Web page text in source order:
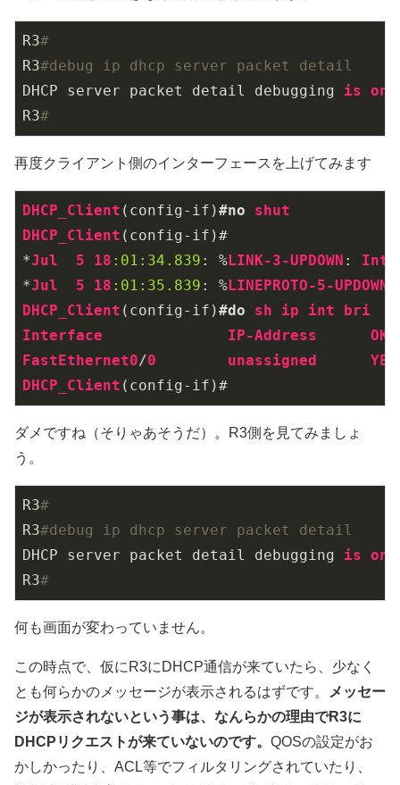
R3#
R3#debug ip dhcp server packet detail
DHCP server packet detail debugging is on
R3#
再度クライアント側のインターフェースを上げてみます
DHCP_Client (config-if)#no
shut
DHCP_Client (config-if)#
*Jul 5 18 :01 :34.839 : % LINK-3-UPDOWN :
*Jul 5 18 :01 :35.839 : % LINEPROTO-5-UPDOWN
DHCP_Client (config-if)#do sh ip int
bri
Interface
IP-Address OK
FastEthernet0/0 unassigned
YES
DHCP_Client (config-if)#
ダメですね（そりゃあそうだ）。R3側を見てみましょ
う。
R3#
R3#debug ip dhcp server packet detail
DHCP server packet detail debugging is on
R3#
何も画面が変わっていません。
この時点で、仮にR3にDHCP通信が来ていたら、少なく
とも何らかのメッセージが表示されるはずです。 メッセー
ジが表示されないという事は、なんらかの理由でR3に
DHCPリクエストが来ていないのです。 QOSの設定がお
かしかったり、ACL等でフィルタリングされていたり、